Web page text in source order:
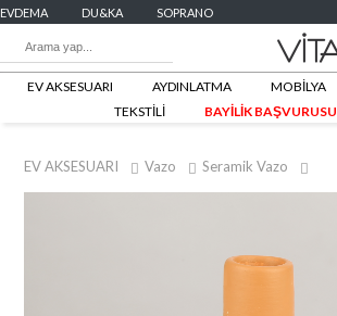
EVDEMA DU&KA SOPRANO
EV AKSESUARI AYDINLATMA MOBİLYA
TEKSTİLİ
BAYİLİK BAŞVURUSU
EV AKSESUARI Vazo Seramik Vazo